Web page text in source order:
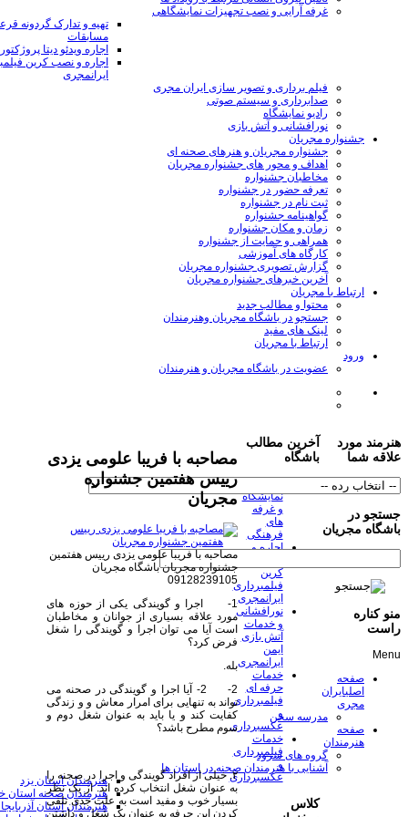
غرفه آرایی و نصب تجهیزات نمایشگاهی
تهیه و تدارک گردونه
مسابقات
اجاره ویدئو دیتا
اجاره و نصب کرین
ایرانمجری
فیلم برداری و تصویر سازی ایران مجری
صدابرداری و سیستم صوتی
رادیو نمایشگاه
نورافشانی و آتش بازی
جشنواره مجریان
جشنواره مجریان و هنرهای صحنه ای
اهداف و محور های جشنواره مجریان
مخاطبان جشنواره
تعرفه حضور در جشنواره
ثبت نام در جشنواره
گواهینامه جشنواره
زمان و مکان جشنواره
همراهی و حمایت از جشنواره
کارگاه های آموزشی
گزارش تصویری جشنواره مجریان
آخرین خبرهای جشنواره مجریان
ارتباط با مجریان
محتوا و مطالب جدید
جستجو در باشگاه مجریان وهنرمندان
لینک های مفید
ارتباط با مجریان
ورود
عضویت در باشگاه مجریان و هنرمندان
مصاحبه با فریبا علومی یزدی
رییس هفتمین جشنواره
مجریان
مصاحبه با فریبا علومی یزدی رییس هفتمین
جشنواره مجریانباشگاه مجریان
09128239105
1- اجرا و گویندگی یکی از حوزه های
مورد علاقه بسیاری از جوانان و مخاطبان
است آیا می توان اجرا و گویندگی را شغل
فرض کرد؟
بله.
2- 2- آیا اجرا و گویندگی در صحنه می
تواند به تنهایی برای امرار معاش و و زندگی
کفایت کند و یا باید به عنوان شغل دوم و
سوم مطرح باشد؟
۲. خیلی از افراد گویندگی و اجرا در صحنه را
به عنوان شغل انتخاب کرده اند. از یک نظر
بسیار خوب و مفید است به علت جدی تلقی
کردن این حرفه به عنوان یک شغل و داشتن
آخرین مطالب
باشگاه
نمایشگاه
و غرفه
های
فرهنگی
اجاره و
کرین
فیلمبرداری
ایرانمجری
نورافشانی
و خدمات
آتش بازی
ایمن
ایرانمجری
خدمات
حرفه ای
فیلمبرداری
و
عکسبرداری
خدمات
فیلمبرداری
و
عکسبرداری
کلاس
هنرمند مورد
علاقه شما
جستجو در
باشگاه مجریان
منو کناره
راست
Menu
صفحه
اصلیایران
مجری
مدرسه سخن
صفحه
هنرمندان
گروه های سرود
آشنایی با هنرمندان صحنه در استان ها
هنرمندان استان یزد
هنرمندان صحنه استان
هنرمندان استان